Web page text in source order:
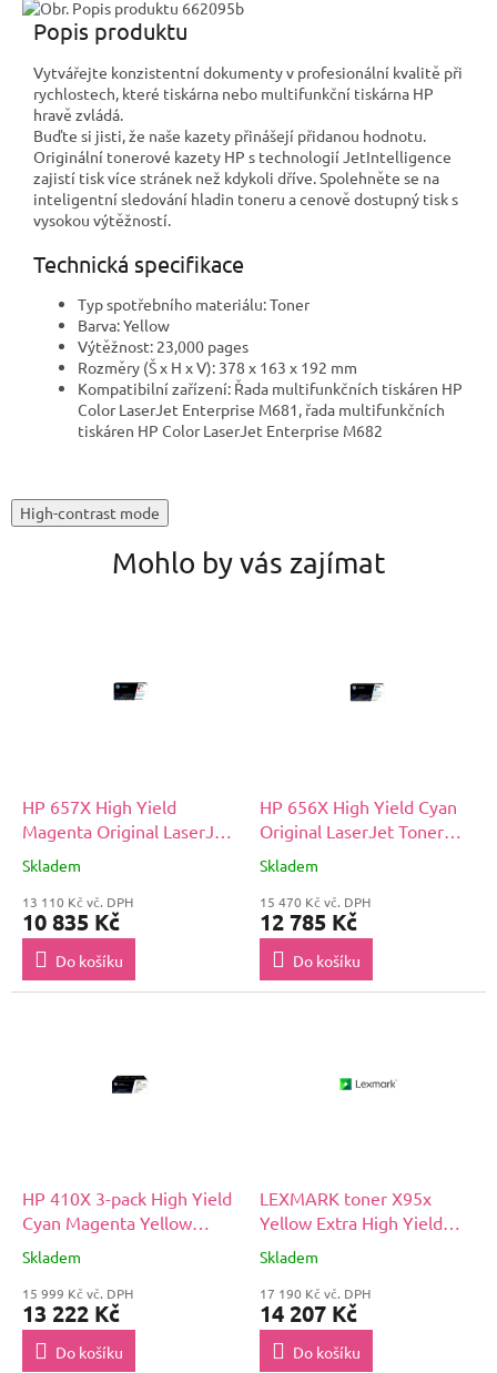
Popis produktu
Vytvářejte konzistentní dokumenty v profesionální kvalitě při
rychlostech, které tiskárna nebo multifunkční tiskárna HP
hravě zvládá.
Buďte si jisti, že naše kazety přinášejí přidanou hodnotu.
Originální tonerové kazety HP s technologií JetIntelligence
zajistí tisk více stránek než kdykoli dříve. Spolehněte se na
inteligentní sledování hladin toneru a cenově dostupný tisk s
vysokou výtěžností.
Technická specifikace
Typ spotřebního materiálu: Toner
Barva: Yellow
Výtěžnost: 23,000 pages
Rozměry (Š x H x V): 378 x 163 x 192 mm
Kompatibilní zařízení: Řada multifunkčních tiskáren HP
Color LaserJet Enterprise M681, řada multifunkčních
tiskáren HP Color LaserJet Enterprise M682
High-contrast mode
Mohlo by vás zajímat
HP 657X High Yield
Magenta Original LaserJet
Toner Cartridge (CF473X)
Skladem
13 110 Kč vč. DPH
10 835 Kč
Do košíku
HP 656X High Yield Cyan
Original LaserJet Toner
Cartridge (CF461X)
Skladem
15 470 Kč vč. DPH
12 785 Kč
Do košíku
HP 410X 3-pack High Yield
Cyan Magenta Yellow
Original LaserJet Toner
Cartridges (CF252XM)
Skladem
15 999 Kč vč. DPH
13 222 Kč
Do košíku
LEXMARK toner X95x
Yellow Extra High Yield
Toner Cartridge
Skladem
17 190 Kč vč. DPH
14 207 Kč
Do košíku